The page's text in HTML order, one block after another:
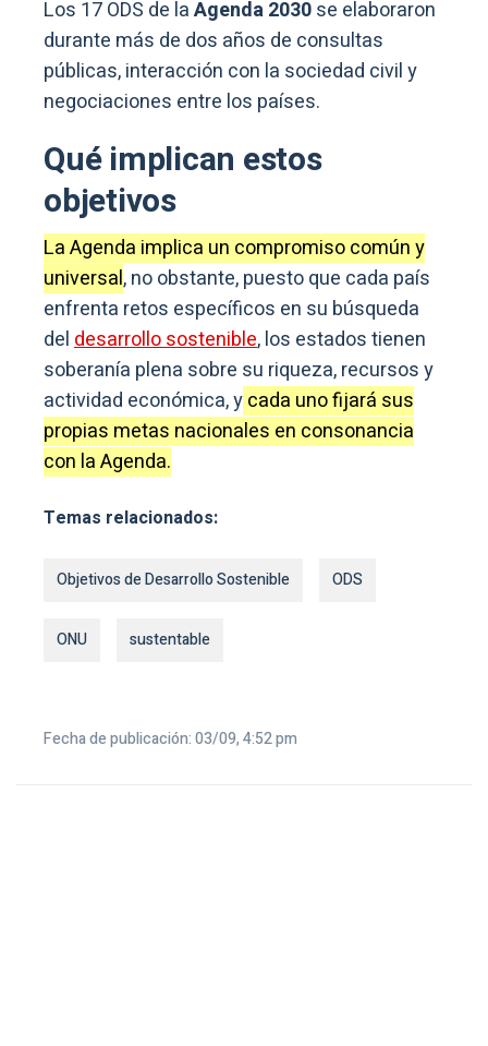
Los 17 ODS de laAgenda 2030se elaboraron
durante más de dos años de consultas
públicas, interacción con la sociedad civil y
negociaciones entre los países.
Qué implican estos
objetivos
La Agenda implica un compromiso común y
universal, no obstante, puesto que cada país
enfrenta retos específicos en su búsqueda
deldesarrollo sostenible, los estados tienen
soberanía plena sobre su riqueza, recursos y
actividad económica, ycada uno fijará sus
propias metas nacionales en consonancia
con la Agenda.
Temas relacionados:
Objetivos de Desarrollo Sostenible ODS
ONU sustentable
Fecha de publicación: 03/09, 4:52 pm